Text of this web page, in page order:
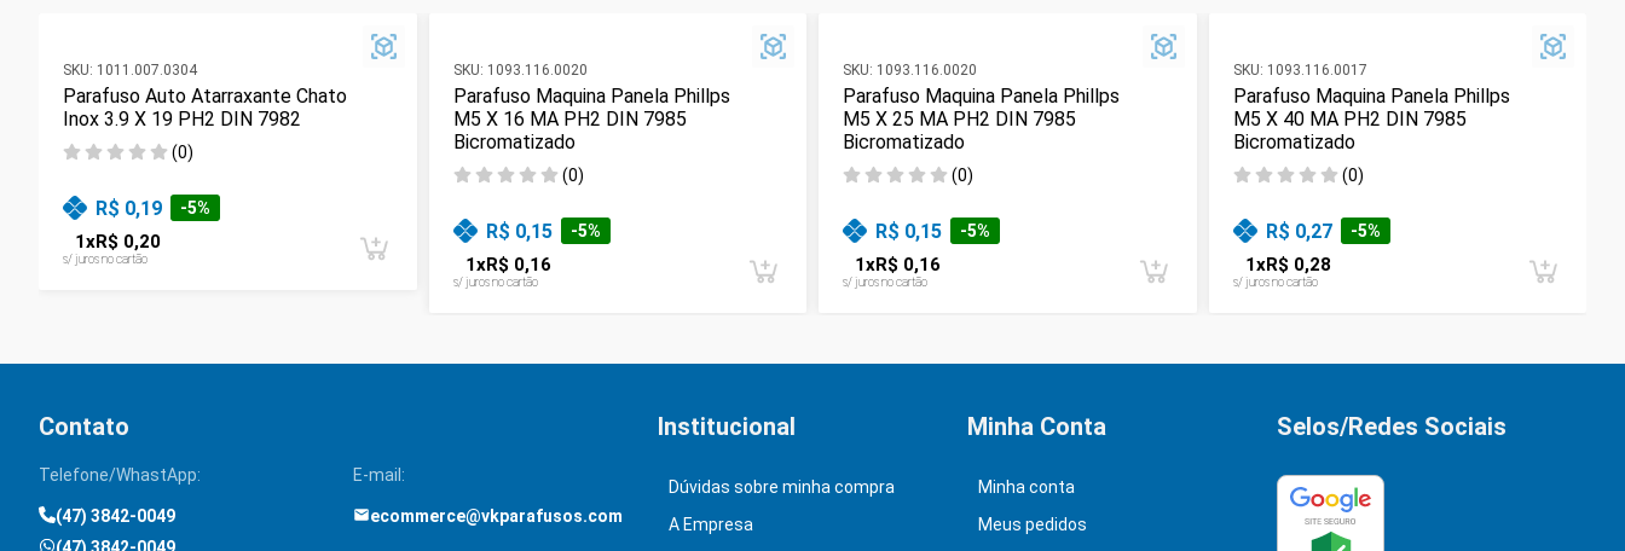
SKU: 1011.007.0304
Parafuso Auto Atarraxante Chato
Inox 3.9 X 19 PH2 DIN 7982
(0)
R$ 0,19 -5%
1xR$ 0,20
s/ juros no cartão
SKU: 1093.116.0020
Parafuso Maquina Panela Phillps
M5 X 16 MA PH2 DIN 7985
Bicromatizado
(0)
R$ 0,15 -5%
1xR$ 0,16
s/ juros no cartão
SKU: 1093.116.0020
Parafuso Maquina Panela Phillps
M5 X 25 MA PH2 DIN 7985
Bicromatizado
(0)
R$ 0,15 -5%
1xR$ 0,16
s/ juros no cartão
SKU: 1093.116.0017
Parafuso Maquina Panela Phillps
M5 X 40 MA PH2 DIN 7985
Bicromatizado
(0)
R$ 0,27 -5%
1xR$ 0,28
s/ juros no cartão
Contato
Telefone/WhastApp:
(47) 3842-0049
E-mail:
ecommerce@vkparafusos.com
Institucional
Dúvidas sobre minha compra
A Empresa
Minha Conta
Minha conta
Meus pedidos
Selos/Redes Sociais